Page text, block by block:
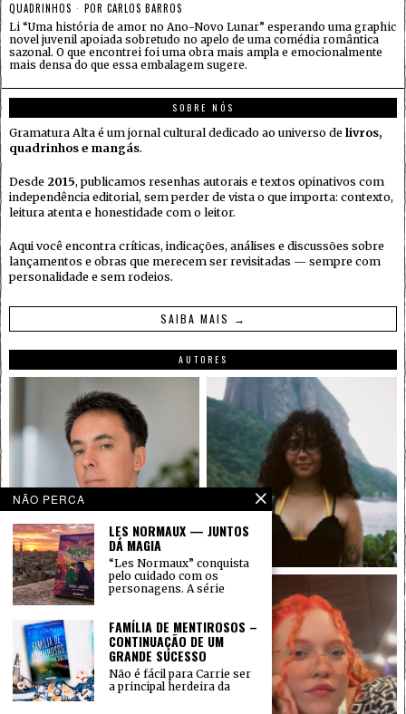
QUADRINHOS POR CARLOS BARROS
Li “Uma história de amor no Ano-Novo Lunar” esperando uma graphic
novel juvenil apoiada sobretudo no apelo de uma comédia romântica
sazonal. O que encontrei foi uma obra mais ampla e emocionalmente
mais densa do que essa embalagem sugere.
SOBRE NÓS
Gramatura Alta é um jornal cultural dedicado ao universo de livros,
quadrinhos e mangás.
Desde 2015, publicamos resenhas autorais e textos opinativos com
independência editorial, sem perder de vista o que importa: contexto,
leitura atenta e honestidade com o leitor.
Aqui você encontra críticas, indicações, análises e discussões sobre
lançamentos e obras que merecem ser revisitadas — sempre com
personalidade e sem rodeios.
SAIBA MAIS →
AUTORES
NÃO PERCA
LES NORMAUX — JUNTOS
DÁ MAGIA
“Les Normaux” conquista
pelo cuidado com os
personagens. A série
FAMÍLIA DE MENTIROSOS –
CONTINUAÇÃO DE UM
GRANDE SUCESSO
Não é fácil para Carrie ser
a principal herdeira da